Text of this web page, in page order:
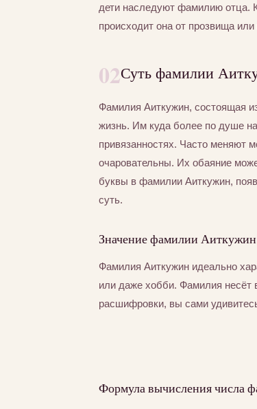
дети наследуют фамилию отца.
происходит она от прозвища
02Суть фамилии
Фамилия Аиткужин, состоящая
жизнь. Им куда более по душе
привязанностях. Часто меняют
очаровательны. Их обаяние
буквы в фамилии Аиткужин,
суть.
Значение фамилии Аиткужин
Фамилия Аиткужин идеально
или даже хобби. Фамилия несёт
расшифровки, вы сами
Формула вычисления числа